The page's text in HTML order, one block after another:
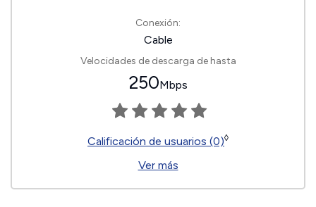
Conexión:
Cable
Velocidades de descarga de hasta
250Mbps
Calificación de usuarios (0)◊
Ver más